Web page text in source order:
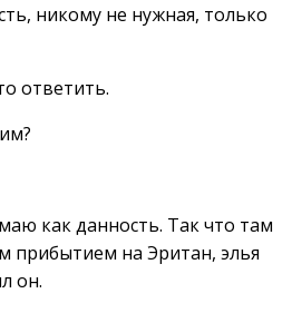
никому не нужная, только
ответить.
как данность. Так что там
прибытием на Эритан, элья
он.